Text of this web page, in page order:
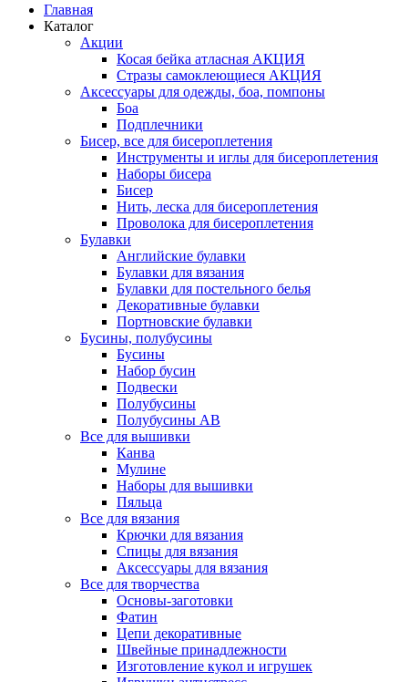
Главная
Каталог
Акции
Косая бейка атласная АКЦИЯ
Стразы самоклеющиеся АКЦИЯ
Аксессуары для одежды, боа, помпоны
Боа
Подплечники
Бисер, все для бисероплетения
Инструменты и иглы для бисероплетения
Наборы бисера
Бисер
Нить, леска для бисероплетения
Проволока для бисероплетения
Булавки
Английские булавки
Булавки для вязания
Булавки для постельного белья
Декоративные булавки
Портновские булавки
Бусины, полубусины
Бусины
Набор бусин
Подвески
Полубусины
Полубусины AB
Все для вышивки
Канва
Мулине
Наборы для вышивки
Пяльца
Все для вязания
Крючки для вязания
Спицы для вязания
Аксессуары для вязания
Все для творчества
Основы-заготовки
Фатин
Цепи декоративные
Швейные принадлежности
Изготовление кукол и игрушек